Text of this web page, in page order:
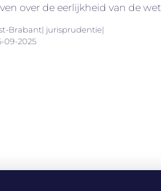
over de eerlijkheid van de wet.
Brabant| jurisprudentie|
09-2025